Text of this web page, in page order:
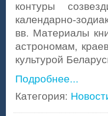
контуры
календарно-
вв. Материалы
астрономам,
культурой
Подробнее...
Категория: